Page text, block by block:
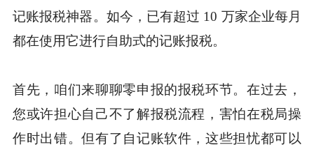
记账报税神器。如今，已有超过 10 万家企业每月
都在使用它进行自助式的记账报税。
首先，咱们来聊聊零申报的报税环节。在过去，
您或许担心自己不了解报税流程，害怕在税局操
作时出错。但有了自记账软件，这些担忧都可以